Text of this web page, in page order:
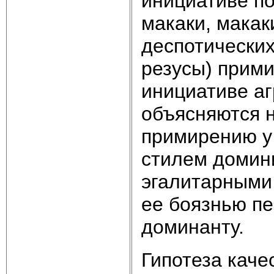
макаки,
резусы)
инициативе
объясняются
примирению у
стилем
ее боязнью
доминанту.
Гипотеза